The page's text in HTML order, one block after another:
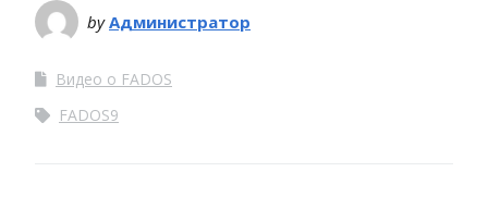
byАдминистратор
Видео о FADOS
FADOS9